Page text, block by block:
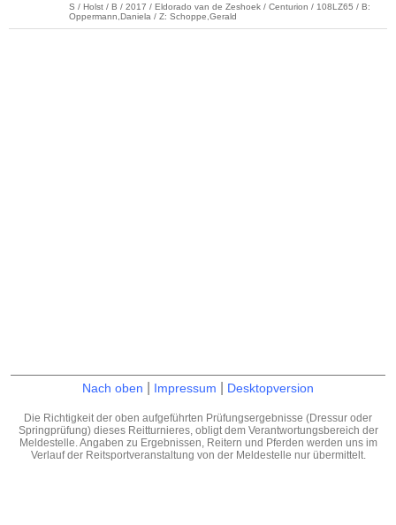
S / Holst / B / 2017 / Eldorado van de Zeshoek / Centurion / 108LZ65 / B:
Oppermann,Daniela / Z: Schoppe,Gerald
Nach oben Impressum Desktopversion
Die Richtigkeit der oben aufgeführten Prüfungsergebnisse (Dressur oder
Springprüfung) dieses Reitturnieres, obligt dem Verantwortungsbereich der
Meldestelle. Angaben zu Ergebnissen, Reitern und Pferden werden uns im
Verlauf der Reitsportveranstaltung von der Meldestelle nur übermittelt.